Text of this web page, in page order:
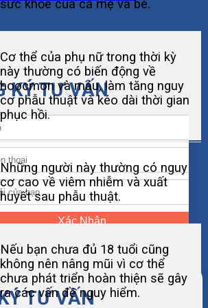
KÝ TƯ VẤN
Xác Nhận
TƯ VẤN
sức khỏe của cả mẹ và bé.
Cơ thể của phụ nữ trong thời kỳ
này thường có biến động về
hoocmon và máu, làm tăng nguy
cơ phẫu thuật và kéo dài thời gian
phục hồi.
Những người này thường có nguy
cơ cao về viêm nhiễm và xuất
huyết sau phẫu thuật.
Nếu bạn chưa đủ 18 tuổi cũng
không nên nâng mũi vì cơ thể
chưa phát triển hoàn thiện sẽ gây
ra các vấn đề nguy hiểm.